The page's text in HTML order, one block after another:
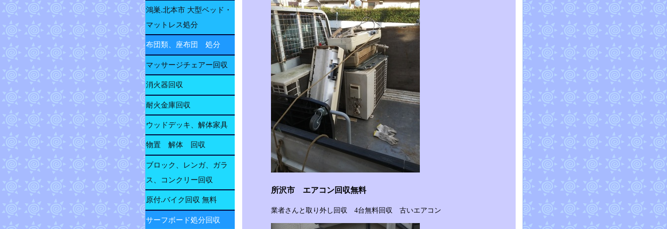
所沢市 エアコン回収無料
業者さんと取り外し回収 4台無料回収 古いエアコン
鴻巣.北本市 大型ベッド・
マットレス処分
布団類、座布団 処分
マッサージチェアー回収
消火器回収
耐火金庫回収
ウッドデッキ、解体家具
物置 解体 回収
ブロック、レンガ、ガラ
ス、コンクリー回収
原付.バイク回収 無料
サーフボード処分回収